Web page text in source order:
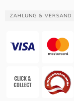
ZAHLUNG & VERSAND